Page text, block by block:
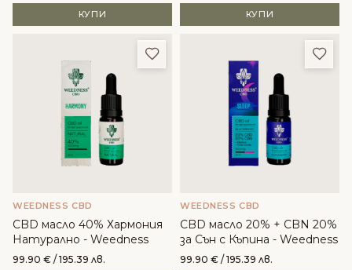
КУПИ КУПИ
Добави в любими
WEEDNESS CBD
CBD масло 40% Хармония
Натурално - Weedness
99.90 € / 195.39 лв.
WEEDNESS CBD
CBD масло 20% + CBN 20%
за Сън с Къпина - Weedness
99.90 € / 195.39 лв.